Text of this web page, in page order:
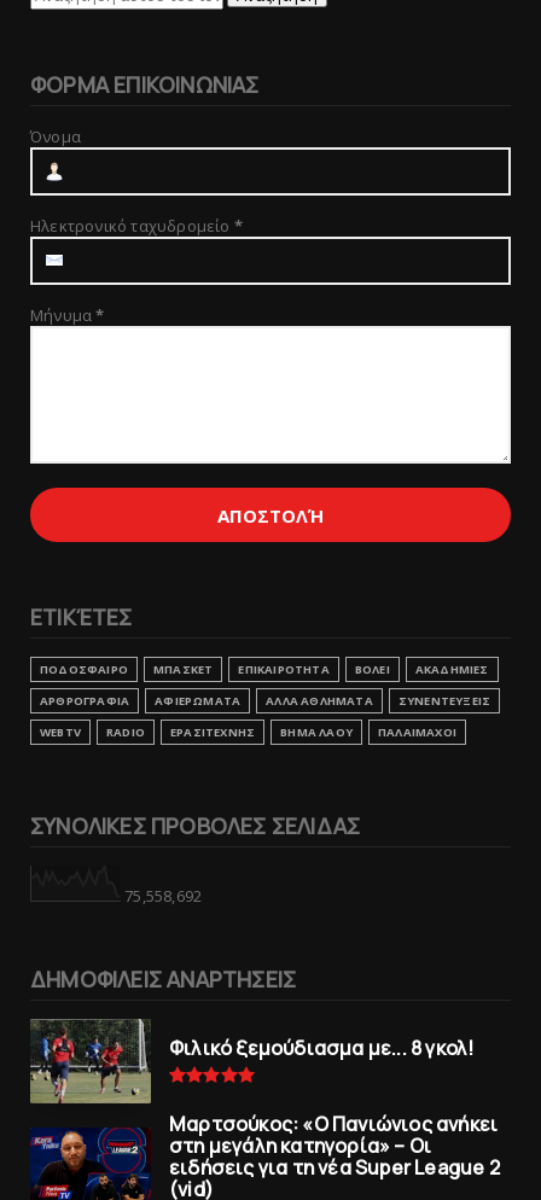
ΦΟΡΜΑ ΕΠΙΚΟΙΝΩΝΙΑΣ
Όνομα
Ηλεκτρονικό ταχυδρομείο *
Μήνυμα*
ΕΤΙΚΈΤΕΣ
ΠΟΔΟΣΦΑΙΡΟ ΜΠΑΣΚΕΤ ΕΠΙΚΑΙΡΟΤΗΤΑ ΒΟΛΕΙ
ΑΚΑΔΗΜΙΕΣ
ΑΡΘΡΟΓΡΑΦΙΑ
ΑΦΙΕΡΩΜΑΤΑ ΑΛΛΑ ΑΘΛΗΜΑΤΑ
ΣΥΝΕΝΤΕΥΞΕΙΣ
WEBTV
RADIO ΕΡΑΣΙΤΕΧΝΗΣ ΒΗΜΑ ΛΑΟΥ ΠΑΛΑΙΜΑΧΟΙ
ΣΥΝΟΛΙΚΕΣ ΠΡΟΒΟΛΕΣ ΣΕΛΙΔΑΣ
75,558,692
ΔΗΜΟΦΙΛΕΙΣ ΑΝΑΡΤΗΣΕΙΣ
Φιλικό ξεμούδιασμα με... 8 γκολ!
Μαρτσούκος: «Ο Πανιώνιος ανήκει
στη μεγάλη κατηγορία» – Οι
ειδήσεις για τη νέα Super League 2
(vid)